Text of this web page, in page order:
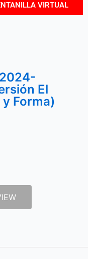
VIRTUAL
El
Forma)